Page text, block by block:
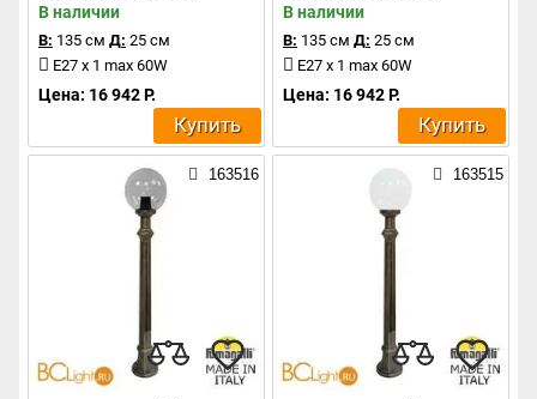
В наличии
В: 135 см Д: 25 см
E27 x 1 max 60W
Цена: 16 942 Р.
Купить
В наличии
В: 135 см Д: 25 см
E27 x 1 max 60W
Цена: 16 942 Р.
Купить
163516 163515